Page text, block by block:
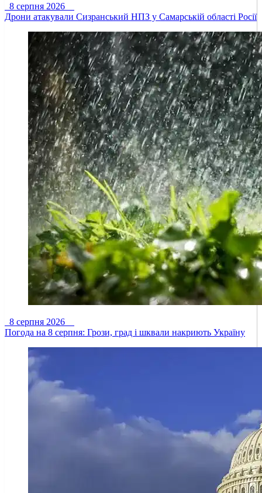
8 серпня 2026
Дрони атакували Сизранський НПЗ у Самарській області Росії
8 серпня 2026
Погода на 8 серпня: Грози, град і шквали накриють Україну